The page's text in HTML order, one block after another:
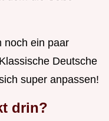
noch ein paar
Deutsche
super anpassen!
drin?